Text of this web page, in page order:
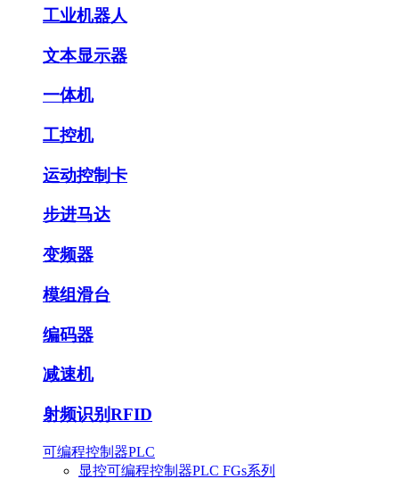
工业机器人
文本显示器
一体机
工控机
运动控制卡
步进马达
变频器
模组滑台
编码器
减速机
射频识别RFID
可编程控制器PLC
显控可编程控制器PLC FGs系列